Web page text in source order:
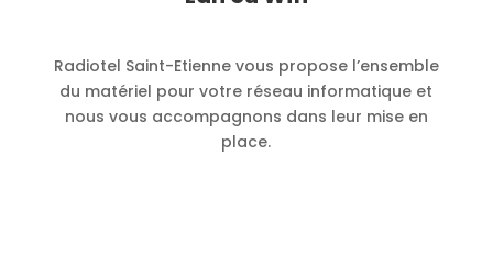
Radiotel Saint-Etienne vous propose l’ensemble
du matériel pour votre réseau informatique et
nous vous accompagnons dans leur mise en
place.